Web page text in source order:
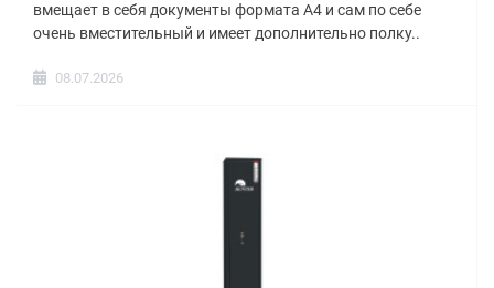
вмещает в себя документы формата А4 и сам по себе
очень вместительный и имеет дополнительно полку..
08.07.2026